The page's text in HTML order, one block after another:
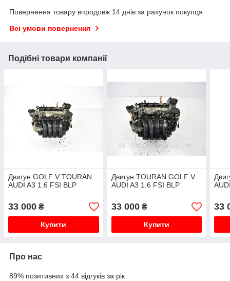
Повернення товару впродовж 14 днів за рахунок покупця
Всі умови повернення
Подібні товари компанії
Двигун GOLF V TOURAN
AUDI A3 1.6 FSI BLP
33 000 ₴
Купити
Двигун TOURAN GOLF V
AUDI A3 1.6 FSI BLP
33 000₴
Купити
33
Про нас
89% позитивних з 44 відгуків за рік